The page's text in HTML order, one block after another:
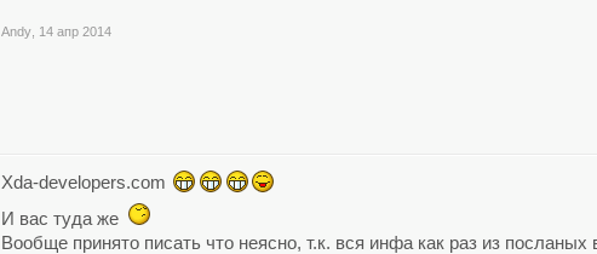
Andy 14 апр 2014
Xda-developers.com
И вас туда же
Вообще принято писать что неясно, т.к. вся инфа как раз из посланых